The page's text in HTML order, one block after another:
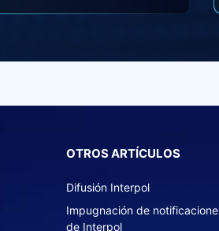
OTROS ARTÍCULOS
Difusión Interpol
Impugnación de
de Interpol